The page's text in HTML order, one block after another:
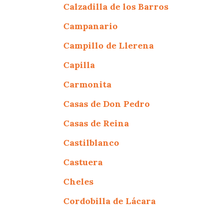
Calzadilla de los Barros
Campanario
Campillo de Llerena
Capilla
Carmonita
Casas de Don Pedro
Casas de Reina
Castilblanco
Castuera
Cheles
Cordobilla de Lácara